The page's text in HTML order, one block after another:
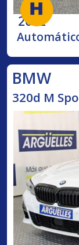
2002
BMW
320d M